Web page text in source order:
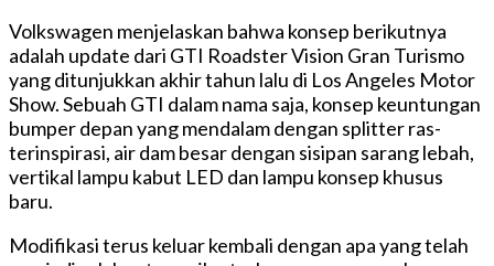
Volkswagen menjelaskan bahwa konsep berikutnya
adalah update dari GTI Roadster Vision Gran Turismo
yang ditunjukkan akhir tahun lalu di Los Angeles Motor
Show.Sebuah GTI dalam nama saja, konsep keuntungan
bumper depan yang mendalam dengan splitter ras-
terinspirasi, air dam besar dengan sisipan sarang lebah,
vertikal lampu kabut LED dan lampu konsep khusus
baru.
Modifikasi terus keluar kembali dengan apa yang telah